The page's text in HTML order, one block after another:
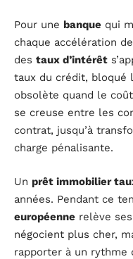
Pour une banque qui
chaque accélération de
des taux d’intérêt
taux du crédit, bloqué
obsolète quand le
se creuse entre les
contrat, jusqu’à
charge pénalisante.
Un prêt immobilier
années. Pendant ce
européenne relève
négocient plus cher,
rapporter à un